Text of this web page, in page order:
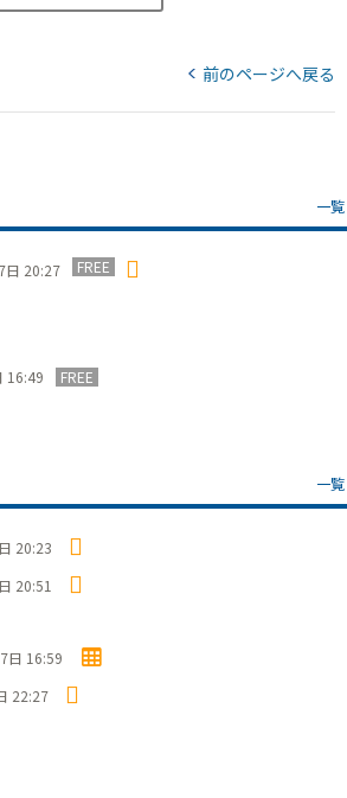
前のページへ戻る
一覧
日 20:27 FREE
16:49 FREE
一覧
20:23
20:51
日 16:59
22:27